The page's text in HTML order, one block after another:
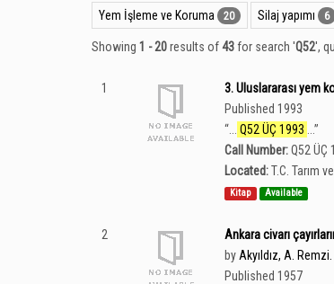
Yem İşleme ve Koruma
20 Silaj yapımı 6
Showing 1 - 20results of43for search 'Q52',
1
3. Uluslararası yem
Published 1993
“
Q52 ÜÇ 1993
”
Call Number:Q52 ÜÇ
Located:T.C. Tarım
Kitap Available
2
Ankara civarı
by Akyıldız, A.
Published 1957